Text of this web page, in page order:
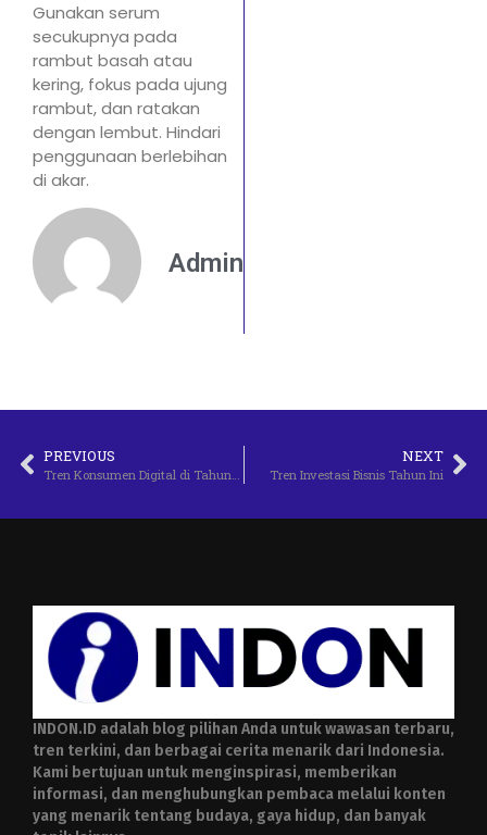
Gunakan serum
secukupnya pada
rambut basah atau
kering, fokus pada ujung
rambut, dan ratakan
dengan lembut. Hindari
penggunaan berlebihan
di akar.
Admin
PREVIOUS NEXT
Tren Investasi Bisnis Tahun Ini
INDON.ID adalah blog pilihan Anda untuk wawasan terbaru,
tren terkini, dan berbagai cerita menarik dari Indonesia.
Kami bertujuan untuk menginspirasi, memberikan
informasi, dan menghubungkan pembaca melalui konten
yang menarik tentang budaya, gaya hidup, dan banyak